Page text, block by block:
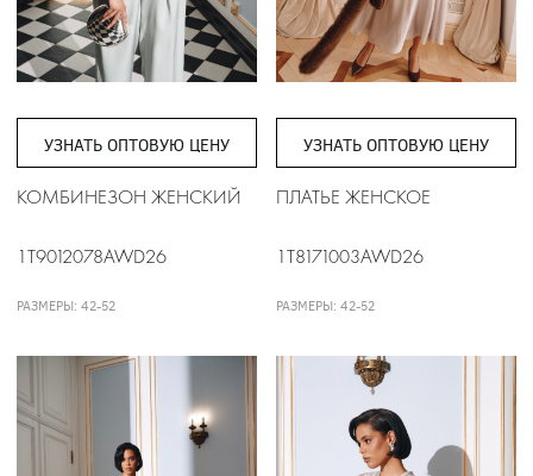
УЗНАТЬ ОПТОВУЮ ЦЕНУ
КОМБИНЕЗОН ЖЕНСКИЙ
1T9012078AWD26
РАЗМЕРЫ: 42-52
УЗНАТЬ ОПТОВУЮ ЦЕНУ
ПЛАТЬЕ ЖЕНСКОЕ
1T8171003AWD26
РАЗМЕРЫ: 42-52